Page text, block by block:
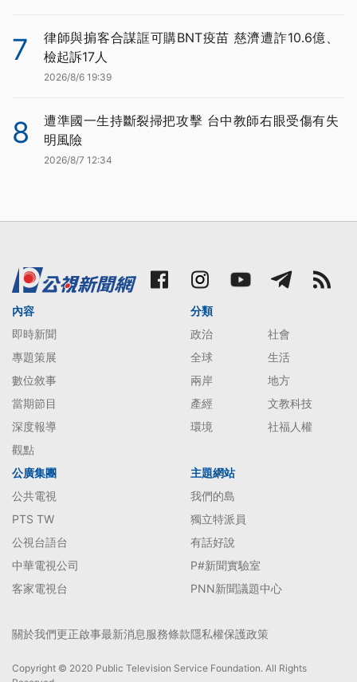
7
律師與掮客合謀誆可購BNT疫苗 慈濟遭詐10.6億、
檢起訴17人
2026/8/6 19:39
8
遭準國一生持斷裂掃把攻擊 台中教師右眼受傷有失
明風險
2026/8/7 12:34
內容
即時新聞
專題策展
數位敘事
當期節目
深度報導
觀點
分類
政治
社會
全球
生活
兩岸
地方
產經
文教科技
環境
社福人權
公廣集團
公共電視
PTS TW
公視台語台
中華電視公司
客家電視台
主題網站
我們的島
獨立特派員
有話好說
P#新聞實驗室
PNN新聞議題中心
關於我們更正啟事最新消息服務條款隱私權保護政策
Copyright © 2020 Public Television Service Foundation. All Rights